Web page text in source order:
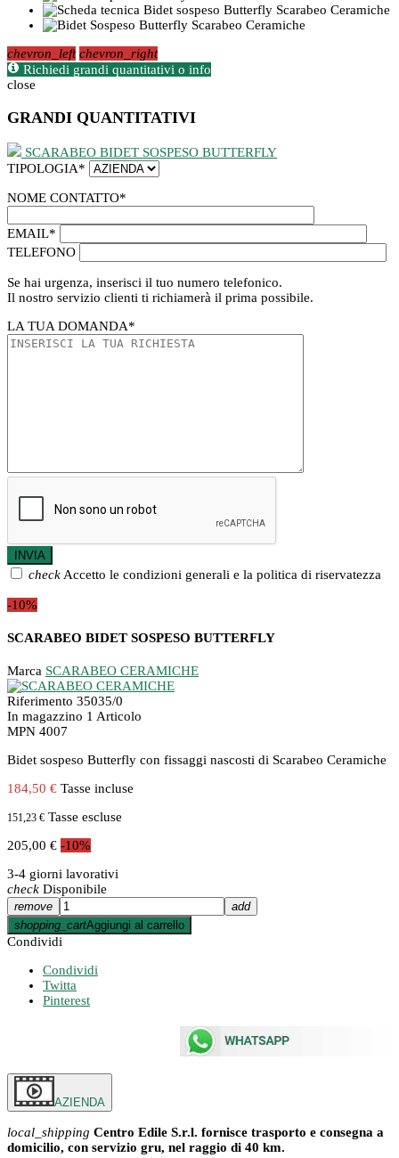
chevron_left chevron_right
Richiedi grandi quantitativi o info
close
GRANDI QUANTITATIVI
SCARABEO BIDET SOSPESO BUTTERFLY
TIPOLOGIA*
NOME CONTATTO*
EMAIL*
TELEFONO
Se hai urgenza, inserisci il tuo numero telefonico.
Il nostro servizio clienti ti richiamerà il prima possibile.
LA TUA DOMANDA*
check Accetto le condizioni generali e la politica di riservatezza
-10%
SCARABEO BIDET SOSPESO BUTTERFLY
Marca SCARABEO CERAMICHE
Riferimento 35035/0
In magazzino 1 Articolo
MPN 4007
Bidet sospeso Butterfly con fissaggi nascosti di Scarabeo Ceramiche
184,50 € Tasse incluse
151,23 € Tasse escluse
205,00 € -10%
3-4 giorni lavorativi
check Disponibile
remove
add
shopping_cartAggiungi al carrello
Condividi
Condividi
Twitta
Pinterest
AZIENDA
local_shipping Centro Edile S.r.l. fornisce trasporto e consegna a
domicilio, con servizio gru, nel raggio di 40 km.